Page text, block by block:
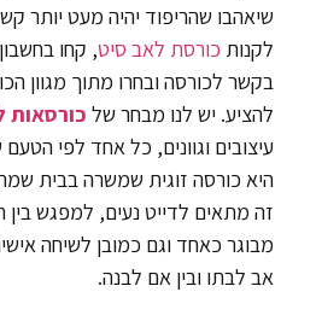
שיאהבו שהריפוד יהיה מעט יותר
לקנות כורסת לאב סיט, קחו
בקשר לכורסה ובחרו מתוך מגוון
להציע. יש לנו מבחר של כורסאות
עיצובים וגוונים, כל אחד לפי
היא כורסה זוגית שמשרה בבית
זה מתאים לדייט נעים, למפגש בין
מבוגר כאחד וגם כמובן לשיחה
אב לבתו ובין אם לבנה.